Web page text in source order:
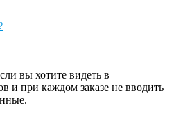
вы хотите видеть в
и при каждом заказе не вводить